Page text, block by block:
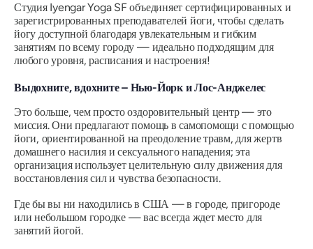
Студия Iyengar Yoga SF объединяет сертифицированных и
зарегистрированных преподавателей йоги, чтобы сделать
йогу доступной благодаря увлекательным и гибким
занятиям по всему городу — идеально подходящим для
любого уровня, расписания и настроения!
Выдохните, вдохните – Нью-Йорк и Лос-Анджелес
Это больше, чем просто оздоровительный центр — это
миссия. Они предлагают помощь в самопомощи с помощью
йоги, ориентированной на преодоление травм, для жертв
домашнего насилия и сексуального нападения; эта
организация использует целительную силу движения для
восстановления сил и чувства безопасности.
Где бы вы ни находились в США — в городе, пригороде
или небольшом городке — вас всегда ждет место для
занятий йогой.